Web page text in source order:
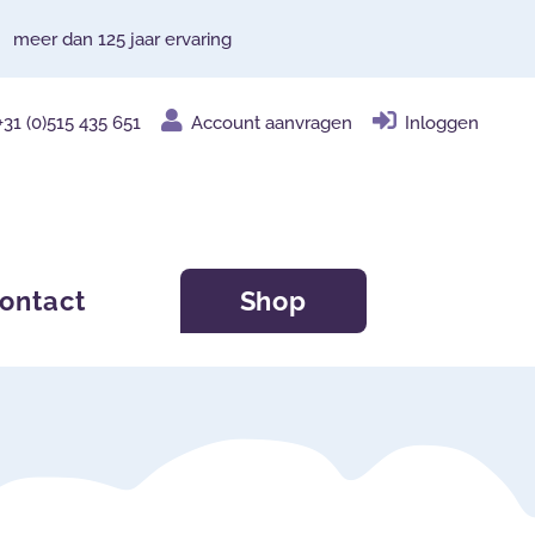
meer dan 125 jaar ervaring
(0)515 435 651 Account aanvragen Inloggen
Shop